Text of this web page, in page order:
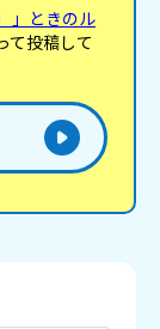
」ときのル
て投稿して